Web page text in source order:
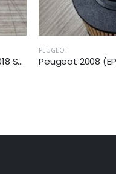
Peugeot 2008 (EP6C) 2013 Model 1.6 Vti Yağ Filtresi
PEUGEOT